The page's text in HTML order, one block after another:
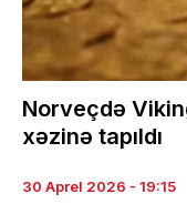
Norveçdə
xəzinə tapıldı
30 Aprel 2026 - 19:15